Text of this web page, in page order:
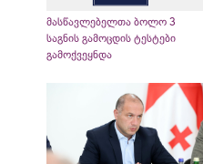
მასწავლებელთა ბოლო 3
საგნის გამოცდის ტესტები
გამოქვეყნდა